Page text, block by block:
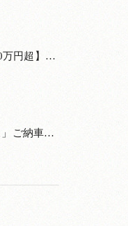
【豪華OP 200万円超】極上のポルシェ マカンが入荷！注目のオプション装備
「フロンクス」ご納車！購入からメンテナンス・リコールまで！宮口自動車